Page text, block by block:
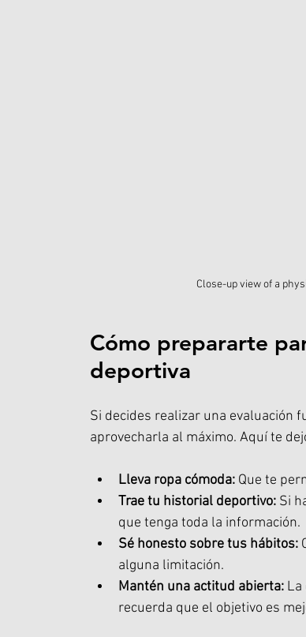
Close-up view of a
Cómo prepararte
deportiva
Si decides realizar una evaluación
aprovecharla al máximo. Aquí te
Lleva ropa cómoda: Que te
Trae tu historial deportivo: Si
que tenga toda la información.
Sé honesto sobre tus hábitos:
alguna limitación.
Mantén una actitud abierta: La
recuerda que el objetivo es